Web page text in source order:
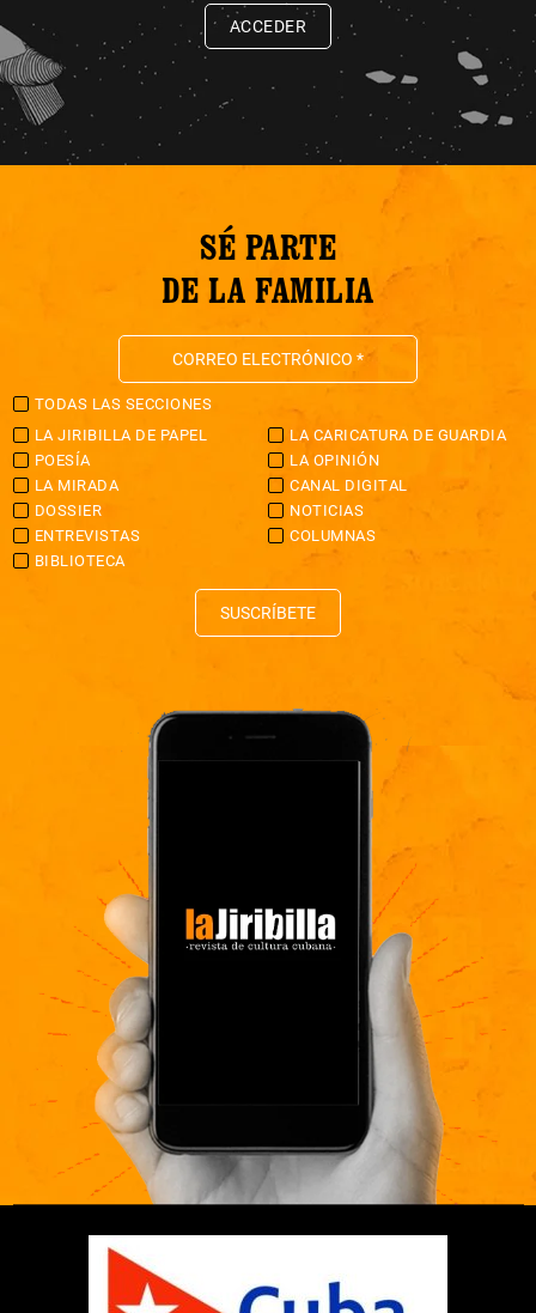
ACCEDER
SÉ PARTE
DE LA FAMILIA
TODAS LAS SECCIONES
LA JIRIBILLA DE PAPEL
LA CARICATURA DE GUARDIA
POESÍA
LA OPINIÓN
LA MIRADA
CANAL DIGITAL
DOSSIER
NOTICIAS
ENTREVISTAS
COLUMNAS
BIBLIOTECA
SUSCRÍBETE